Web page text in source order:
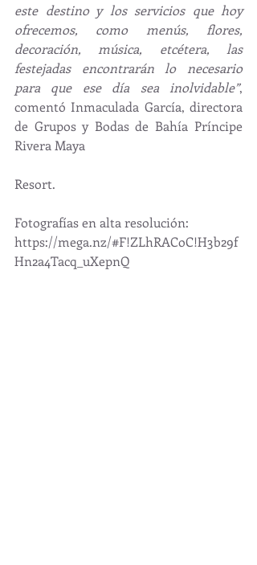
este destino y los servicios que hoy
ofrecemos, como menús, flores,
decoración, música, etcétera, las
festejadas encontrarán lo necesario
para que ese día sea inolvidable”,
comentó Inmaculada García, directora
de Grupos y Bodas de Bahía Príncipe
Rivera Maya
Resort.
Fotografías en alta resolución:
https://mega.nz/#F!ZLhRACoC!H3b29f
Hn2a4Tacq_uXepnQ